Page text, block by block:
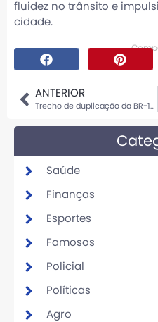
fluidez no trânsito e
cidade.
ANTERIOR
Trecho de duplicação da BR-163 no Posto Gil é liberado
Saúde
Finanças
Esportes
Famosos
Policial
Políticas
Agro